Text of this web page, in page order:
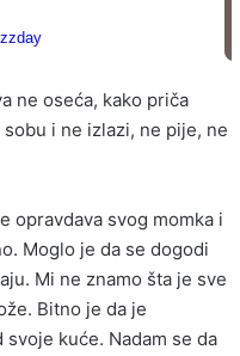
ne oseća, kako priča
i ne izlazi, ne pije, ne
opravdava svog momka i
Moglo je da se dogodi
Mi ne znamo šta je sve
Bitno je da je
kuće. Nadam se da